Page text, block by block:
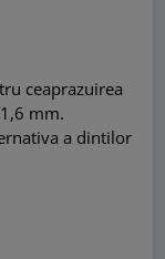
ceaprazuirea
mm.
a dintilor